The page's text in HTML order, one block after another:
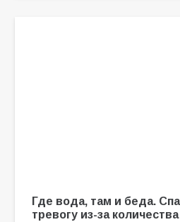
Где вода, там и беда.
тревогу из-за